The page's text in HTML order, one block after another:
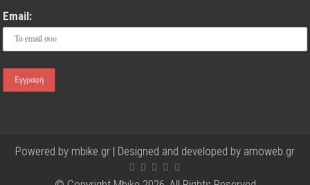
Email:
Powered by mbike.gr | Designed and developed by amoweb.gr